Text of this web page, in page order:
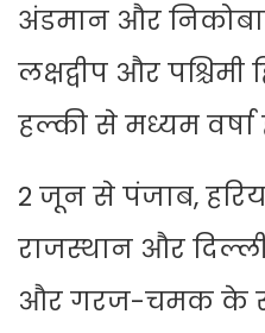
अंडमान और
लक्षद्वीप और पश्चिमी
हल्की से मध्यम वर्षा
2 जून से पंजाब,
राजस्थान और
और गरज-चमक के